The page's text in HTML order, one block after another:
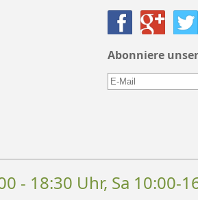
Abonniere
- 18:30 Uhr, Sa 10:00-